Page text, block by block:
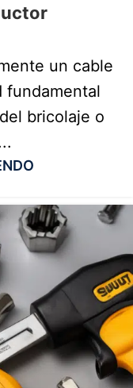
un cable
fundamental
bricolaje o